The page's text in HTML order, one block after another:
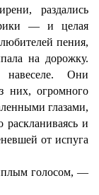
раздались
— и целая
пения,
на дорожку.
навеселе. Они
них, огромного
глазами,
раскланиваясь и
от испуга
голосом, —